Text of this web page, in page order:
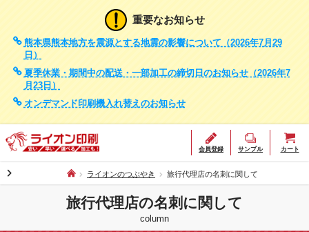
重要なお知らせ
熊本県熊本地方を震源とする地震の影響について（2026年7月29
日）
夏季休業・期間中の配送・一部加工の締切日のお知らせ（2026年7
月23日）
オンデマンド印刷機入れ替えのお知らせ
会員登録 サンプル カート
chevron_right ライオンのつぶやき 旅行代理店の名刺に関して
旅行代理店の名刺に関して
column